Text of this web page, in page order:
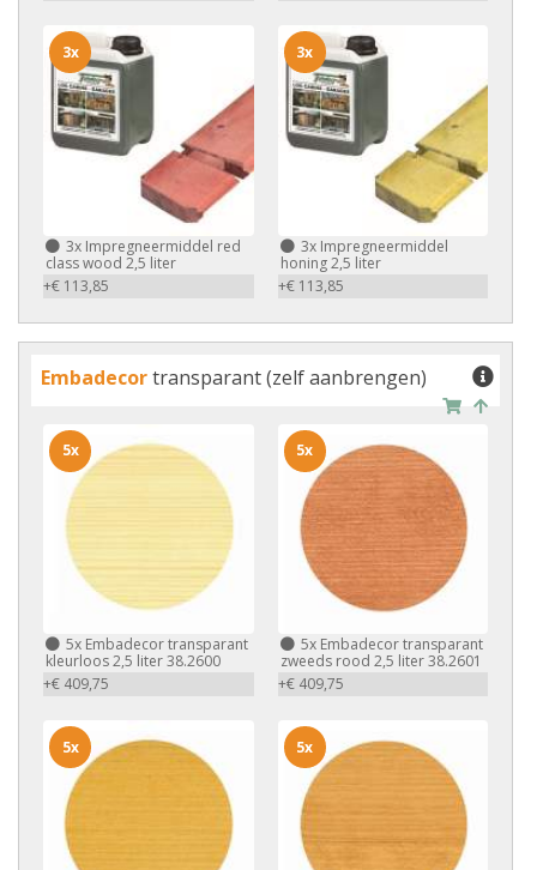
3x Impregneermiddel red
class wood 2,5 liter
+€ 113,85
3x
3xImpregneermiddel
honing 2,5 liter
+€ 113,85
3x
Embadecortransparant (zelf aanbrengen)
5x Embadecor transparant
kleurloos 2,5 liter 38.2600
+€ 409,75
5x
5xEmbadecor transparant
zweeds rood 2,5 liter 38.2601
+€ 409,75
5x
5x 5x